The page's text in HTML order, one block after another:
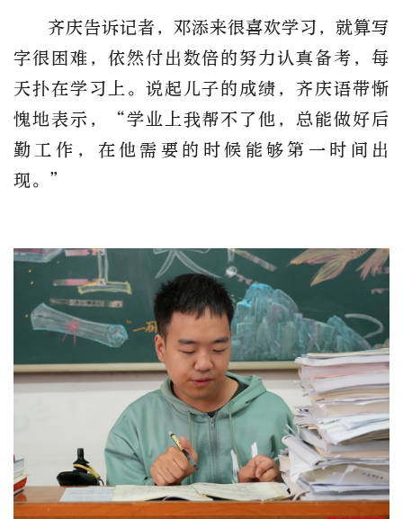
齐庆告诉记者，邓添来很喜欢学习，就算写
字很困难，依然付出数倍的努力认真备考，每
天扑在学习上。说起儿子的成绩，齐庆语带惭
愧地表示，“学业上我帮不了他，总能做好后
勤工作，在他需要的时候能够第一时间出
现。”